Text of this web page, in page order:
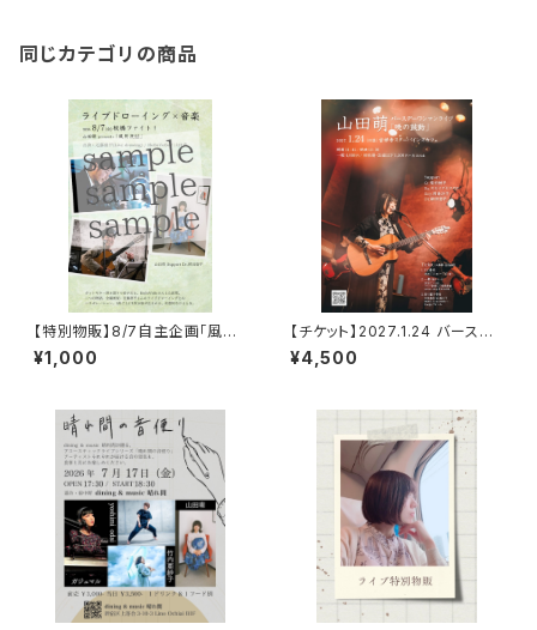
同じカテゴリの商品
【特別物販】8/7自主企画「風月
夜話」セトリポストカード
¥1,000
【チケット】2027.1.24 バースデ
ーワンマンライブ一般
¥4,500